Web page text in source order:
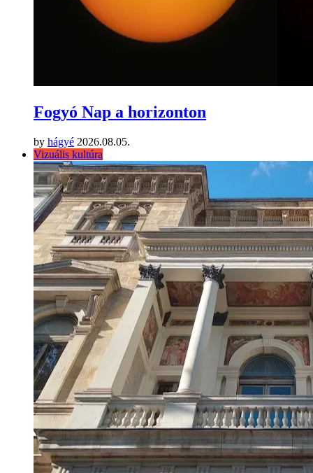
Fogyó Nap a horizonton
by hágyé 2026.08.05.
Vizuális kultúra